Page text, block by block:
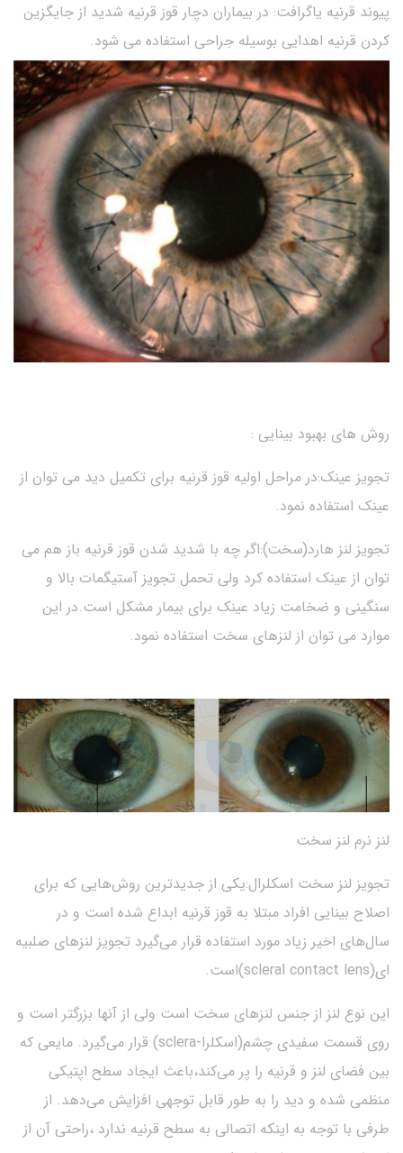
پیوند قرنیه یاگرافت: در بیماران دچار قوز قرنیه شدید از جایگزین
کردن قرنیه اهدایی بوسیله جراحی استفاده می شود.
روش های بهبود بینایی :
تجویز عینک:در مراحل اولیه قوز قرنیه برای تکمیل دید می توان از
عینک استفاده نمود.
تجویز لنز هارد(سخت):اگر چه با شدید شدن قوز قرنیه باز هم می
توان از عینک استفاده کرد ولی تحمل تجویز آستیگمات بالا و
سنگینی و ضخامت زیاد عینک برای بیمار مشکل است.در این
موارد می توان از لنزهای سخت استفاده نمود.
لنز نرم لنز سخت
تجویز لنز سخت اسکلرال:یکی از جدیدترین روش‌هایی که برای
اصلاح بینایی افراد مبتلا به قوز قرنیه ابداع شده است و در
سال‌های اخیر زیاد مورد استفاده قرار می‌گیرد تجویز لنزهای صلبیه
ای(scleral contact lens)است.
این نوع لنز از جنس لنزهای سخت است ولی از آنها بزرگتر است و
روی قسمت سفیدی چشم(اسکلرا-sclera) قرار می‌گیرد. مایعی که
بین فضای لنز و قرنیه را پر می‌کند،باعث ایجاد سطح اپتیکی
منظمی شده و دید را به طور قابل توجهی افزایش می‌دهد. از
طرفی با توجه به اینکه اتصالی به سطح قرنیه ندارد ،راحتی آن از